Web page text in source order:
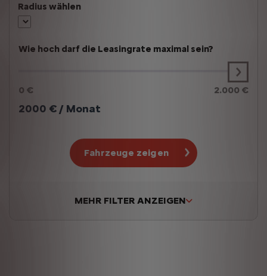
Radius wählen
Wie hoch darf die Leasingrate maximal sein?
0 € 2.000 €
2000 € / Monat
Fahrzeuge zeigen
MEHR FILTER ANZEIGEN